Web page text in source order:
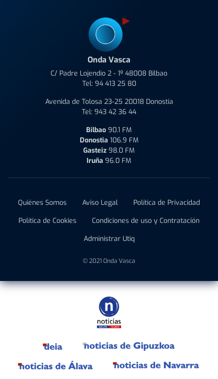
Onda Vasca
C/ Padre Lojendio 2 - 1º 48008 Bilbao
Tel: 94 413 25 80
Avenida de Tolosa 23-25 20018 Donostia
Tel: 943 42 36 44
Bilbao 90.1 FM
Donostia 106.9 FM
Gasteiz 98.0 FM
Iruña 96.0 FM
Quiénes Somos Aviso Legal
Política de Privacidad
Política de Cookies
Condiciones de uso y Contratación
Administrar Utiq
© 2021 Onda Vasca